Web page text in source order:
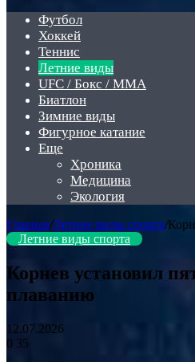
Футбол
Хоккей
Теннис
Летние виды
UFC / Бокс / MMA
Биатлон
Зимние виды
Фигурное катание
Еще
Хроника
Медицина
Экология
Главная/Летние виды спорта/
Летние виды спорта
Корнев установил
плаванию
12.07.2026
0 35